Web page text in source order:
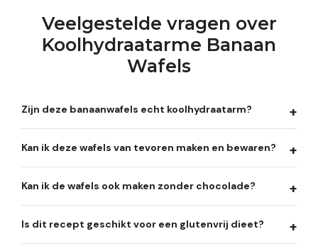
Veelgestelde vragen over
Koolhydraatarme Banaan
Wafels
Zijn deze banaanwafels echt koolhydraatarm?
Kan ik deze wafels van tevoren maken en bewaren?
Kan ik de wafels ook maken zonder chocolade?
Is dit recept geschikt voor een glutenvrij dieet?